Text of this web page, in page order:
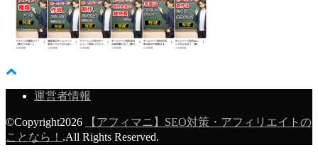
運営者情報
©Copyright2026
【アフィマニ】SEO対策・アフィリエイトの
ことなら！ .All Rights Reserved.